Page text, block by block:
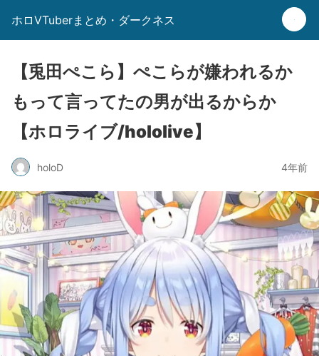
ホロVTuberまとめ・ダークネス
【兎田ぺこら】ぺこらが嫌われるか
もって言ってたの男が出るからか
【ホロライブ/hololive】
holoD 4年前